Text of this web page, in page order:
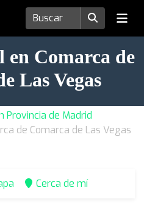
en Comarca de
Las Vegas
Provincia de Madrid
de Comarca de Las Vegas
Cerca de mí